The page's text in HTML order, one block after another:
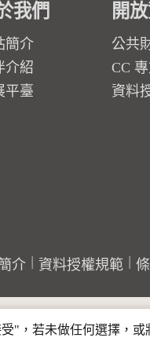
我們
簡介
介紹
平臺
開
公共
CC
資料
介 資料授權規範
"，若未做任何選擇，